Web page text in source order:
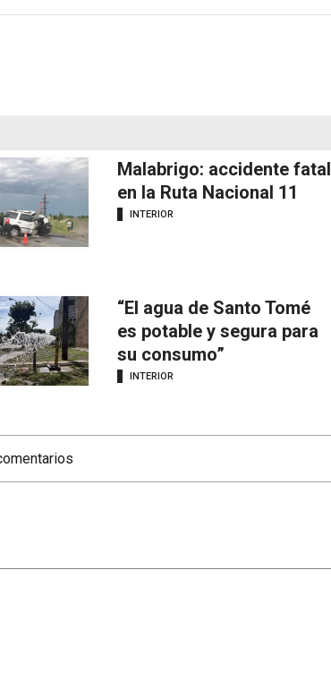
Malabrigo: accidente fatal
en la Ruta Nacional 11
INTERIOR
“El agua de Santo Tomé
es potable y segura para
su consumo”
INTERIOR